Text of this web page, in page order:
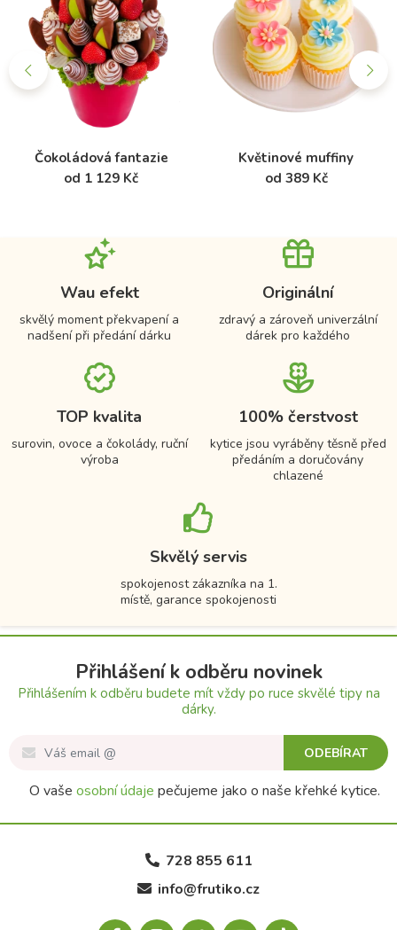
Čokoládová fantazie
od 1 129 Kč
Květinové muffiny
od 389 Kč
Wau efekt
skvělý moment překvapení a
nadšení při předání dárku
Originální
zdravý a zároveň univerzální
dárek pro každého
TOP kvalita
surovin, ovoce a čokolády, ruční
výroba
100% čerstvost
kytice jsou vyráběny těsně před
předáním a doručovány
chlazené
Skvělý servis
spokojenost zákazníka na 1.
místě, garance spokojenosti
Přihlášení k odběru novinek
Přihlášením k odběru budete mít vždy po ruce skvělé tipy na
dárky.
ODEBÍRAT
O vaše osobní údaje pečujeme jako o naše křehké kytice.
728 855 611
info@frutiko.cz